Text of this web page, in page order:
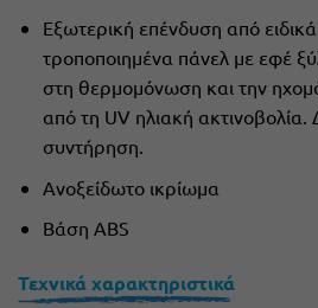
Εξωτερική επένδυση από
τροποποιημένα πάνελ με εφέ
στη θερμομόνωση και την
από τη UV ηλιακή ακτινοβολία.
συντήρηση.
Ανοξείδωτο ικρίωμα
Βάση ABS
Τεχνικά χαρακτηριστικά